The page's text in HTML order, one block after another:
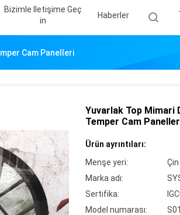
Bizimle Iletişime Geç
In
Haberler
Cam Panelleri
Yuvarlak Top Mimari
Temper Cam
Ürün ayrıntıları:
Menşe yeri:
Çin
Marka adı:
Sertifika:
Model numarası: